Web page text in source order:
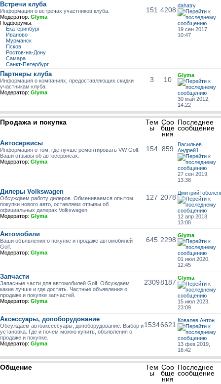
Встречи клуба
Информация о встречах участников клуба.
Модератор: Glyma
Подфорумы:
Екатеринбург
Иваново
Мурманск
Псков
Ростов-на-Дону
Самара
Санкт-Петербург
151 4208
dahatry
19 сен 2017,
10:47
Партнеры клуба
Информация о компаниях, предоставляющих скидки
участникам клуба.
Модератор: Glyma
3 10
Glyma
30 май 2012,
14:22
Продажа и покупка Тем
ы
Соо
бще
ния
Последнее
сообщение
Автосервисы
Информация о том, где лучше ремонтировать VW Golf.
Ваши отзывы об автосервисах.
Модератор: Glyma
154 859
Васильев
Андрей1
27 сен 2019,
13:38
Дилеры Volkswagen
Обсуждаем работу дилеров. Обмениваемся опытом
покупки нового авто, оставляем отзывы об
официальных дилерах Volkswagen.
Модератор: Glyma
127 2078
12 апр 2018,
13:08
Автомобили
Ваши объявления о покупке и продаже автомобилей
Golf.
Модератор: Glyma
645 2298
Glyma
01 июл 2020,
12:45
Запчасти
Запасные части для автомобилей Golf. Обсуждаем
какие лучше и где достать. Частные объявления о
продаже и покупке запчастей.
Модератор: Glyma
23098187
Glyma
15 июл 2023,
23:09
Аксессуары, допоборудование
Обсуждаем автоаксессуары, допоборудование. Выбор и
установка. Где и почем можно купить, объявления о
продаже и покупке.
Модератор: Glyma
15346621
Ковалев Антон
13 фев 2019,
16:42
Общение Тем
ы
Соо
бще
ния
Последнее
сообщение